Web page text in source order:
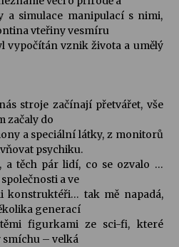
a simulace manipulací s nimi,
vteřiny vesmíru
vypočítán vznik života a umělý
stroje začínají přetvářet, vše
začaly do
a speciální látky, z monitorů
psychiku.
a těch pár lidí, co se ozvalo …
a ve
konstruktéři… tak mě napadá,
generací
figurkami ze sci-fi, které
smíchu – velká